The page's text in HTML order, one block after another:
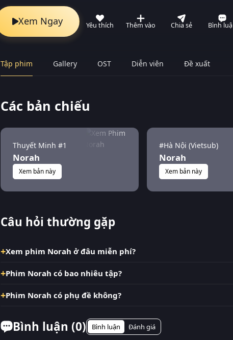
Xem Ngay Yêu thích Thêm vào Chia sẻ Bình
Tập phim Gallery OST Diễn viên Đề xuất
Các bản chiếu
Thuyết Minh #1
Norah
Xem bản này
#Hà Nội (Vietsub)
Norah
Xem bản này
Câu hỏi thường gặp
Xem phim Norah ở đâu miễn phí?
Phim Norah có bao nhiêu tập?
Phim Norah có phụ đề không?
Bình luận (0) Bình luận Đánh giá